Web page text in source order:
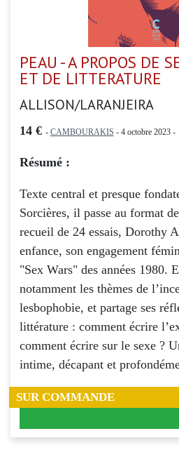
PEAU - A PROPOS DE
ET DE LITTERATURE
ALLISON/LARANJEIRA
14 € - CAMBOURAKIS - 4 octobre 2023 -
Résumé :
Texte central et presque
Sorcières, il passe au format
recueil de 24 essais, Dorothy
enfance, son engagement
"Sex Wars" des années 1980.
notamment les thèmes de
lesbophobie, et partage ses
littérature : comment écrire
comment écrire sur le sexe ?
intime, décapant et
SUR COMMANDE